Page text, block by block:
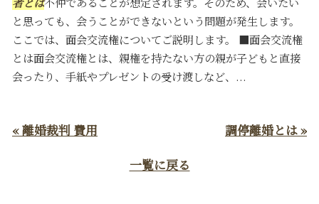
と思っても、会うことができないという問題が発生します。
ここでは、面会交流権についてご説明します。 ■面会交流権
とは面会交流権とは、親権を持たない方の親が子どもと直接
会ったり、手紙やプレゼントの受け渡しなど、...
« 離婚裁判 費用
調停離婚とは »
一覧に戻る